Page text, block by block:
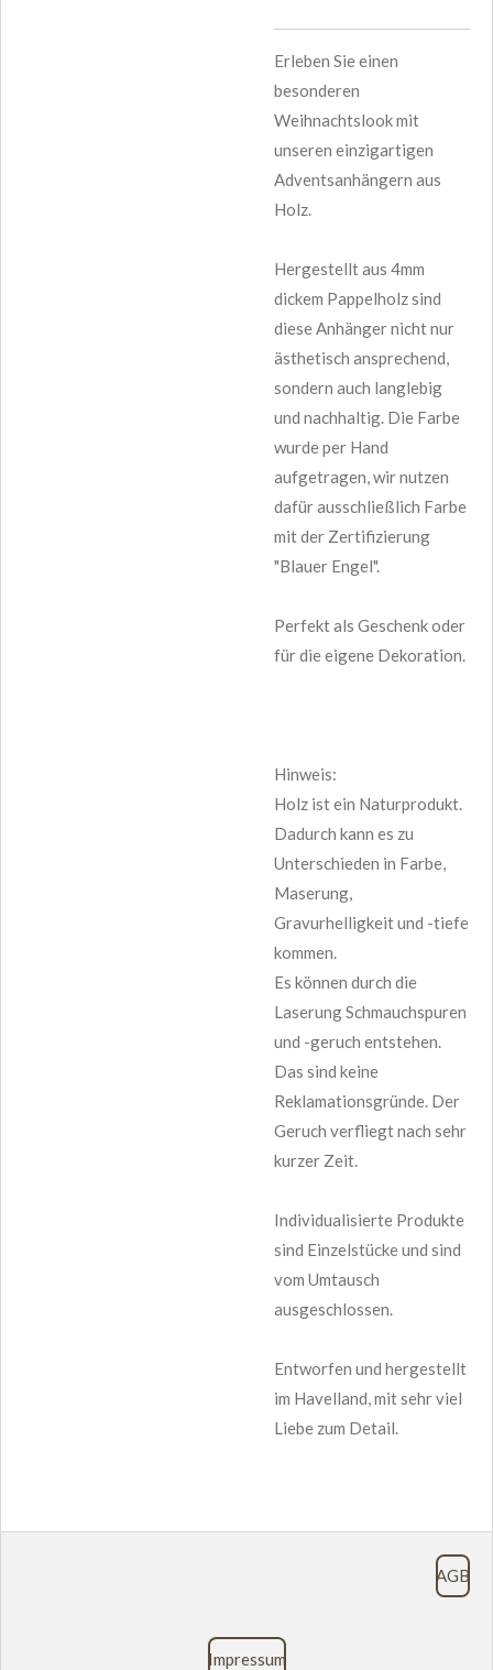
Erleben Sie einen
besonderen
Weihnachtslook mit
unseren einzigartigen
Adventsanhängern aus
Holz.
Hergestellt aus 4mm
dickem Pappelholz sind
diese Anhänger nicht nur
ästhetisch ansprechend,
sondern auch langlebig
und nachhaltig. Die Farbe
wurde per Hand
aufgetragen, wir nutzen
dafür ausschließlich Farbe
mit der Zertifizierung
"Blauer Engel".
Perfekt als Geschenk oder
für die eigene Dekoration.
Hinweis:
Holz ist ein Naturprodukt.
Dadurch kann es zu
Unterschieden in Farbe,
Maserung,
Gravurhelligkeit und -tiefe
kommen.
Es können durch die
Laserung Schmauchspuren
und -geruch entstehen.
Das sind keine
Reklamationsgründe. Der
Geruch verfliegt nach sehr
kurzer Zeit.
Individualisierte Produkte
sind Einzelstücke und sind
vom Umtausch
ausgeschlossen.
Entworfen und hergestellt
im Havelland, mit sehr viel
Liebe zum Detail.
AGB
Impressum